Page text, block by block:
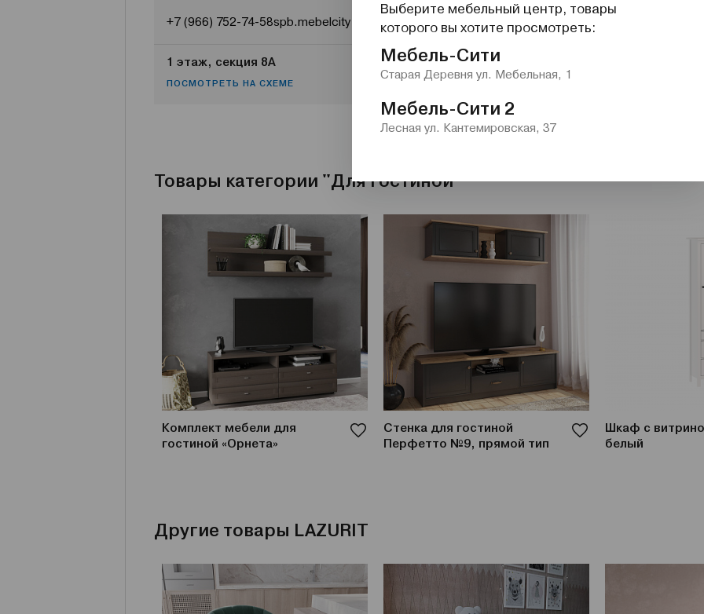
+7 (966) 752-74-58spb.mebelcity1-2@nw.lazurit.com lazurit.com
1 этаж, секция 8А
ПОСМОТРЕТЬ НА СХЕМЕ
Товары категории "Для гостиной"
Комплект мебели для
гостиной «Орнета»
Стенка для гостиной
Перфетто №9, прямой тип
Шкаф с
белый
Другие товары LAZURIT
Выберите мебельный центр, товары
которого вы хотите просмотреть:
Мебель-Сити
Старая Деревня ул. Мебельная, 1
Мебель-Сити 2
Лесная ул. Кантемировская, 37